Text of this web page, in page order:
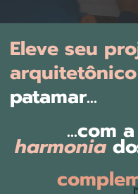
Eleve seu
arquitetônico
patamar...
...com
harmonia